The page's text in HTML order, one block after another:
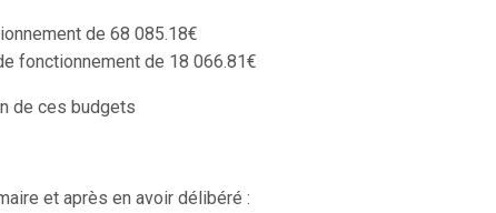
de 68 085.18€
fonctionnement de 18 066.81€
de ces budgets
et après en avoir délibéré :